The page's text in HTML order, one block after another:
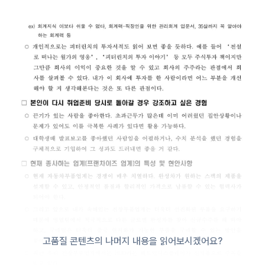
고품질 콘텐츠의 나머지 내용을 읽어보시겠어요?